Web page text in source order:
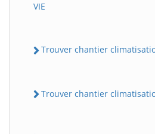
VIE
Trouver chantier
Trouver chantier